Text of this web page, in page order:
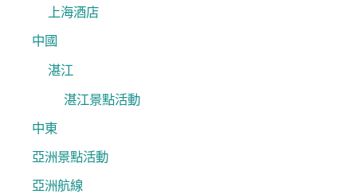
上海酒店
中國
湛江
湛江景點活動
中東
亞洲景點活動
亞洲航線